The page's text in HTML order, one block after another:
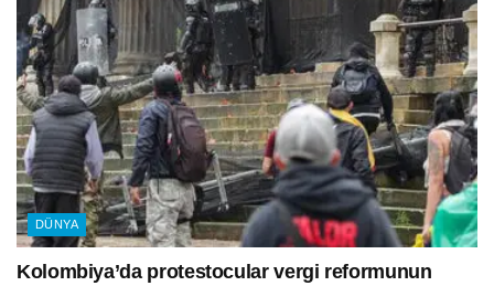
DÜNYA
Kolombiya’da protestocular vergi reformunun